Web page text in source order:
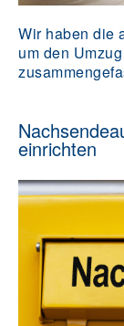
Wir haben die
um den
einrichten